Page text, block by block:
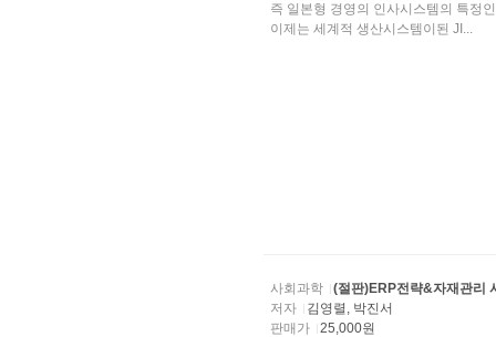
즉 일본형 경영의 인사시스템의 특정인 ①종신고용과 ②연공서열임금 ③기업내 노동조합 그리
이제는 세계적 생산시스템이된 JI...
사회과학
(절판)ERP전략&자재관리
저자
김영렬, 박진서
판매가
25,000원